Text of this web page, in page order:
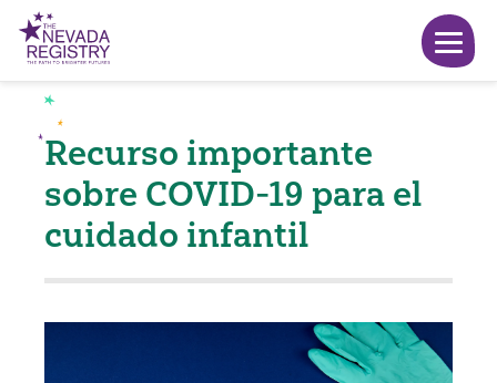
Recurso importante
sobre COVID-19 para el
cuidado infantil